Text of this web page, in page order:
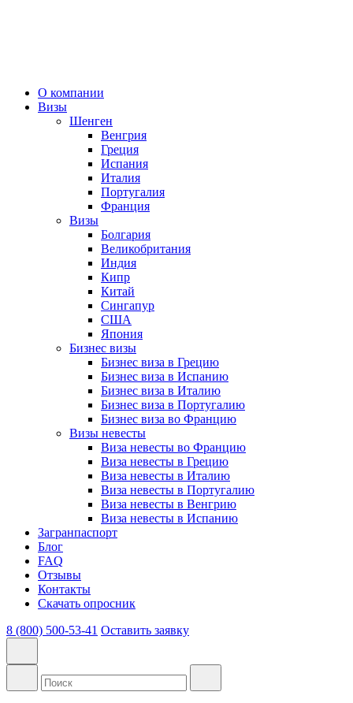
О компании
Визы
Шенген
Венгрия
Греция
Испания
Италия
Португалия
Франция
Визы
Болгария
Великобритания
Индия
Кипр
Китай
Сингапур
США
Япония
Бизнес визы
Бизнес виза в Грецию
Бизнес виза в Испанию
Бизнес виза в Италию
Бизнес виза в Португалию
Бизнес виза во Францию
Визы невесты
Виза невесты во Францию
Виза невесты в Грецию
Виза невесты в Италию
Виза невесты в Португалию
Виза невесты в Венгрию
Виза невесты в Испанию
Загранпаспорт
Блог
FAQ
Отзывы
Контакты
Скачать опросник
8 (800) 500-53-41 Оставить заявку